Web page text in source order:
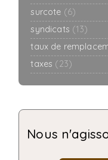
surcote (6)
syndicats (13)
taux de
taxes (23)
Nous